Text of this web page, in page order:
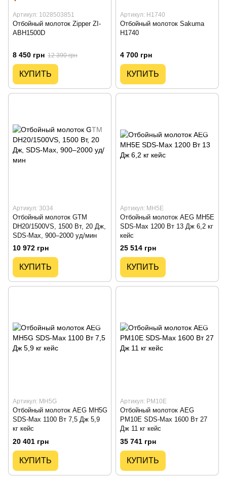
Артикул: 1028503851
Отбойный молоток Zipper ZI-
ABH1500D
8 450 грн 12 390 грн
КУПИТЬ
Артикул: H1740
Отбойный молоток Sakuma
H1740
4 700 грн
КУПИТЬ
Артикул: 3034
Отбойный молоток GTM
DH20/1500VS, 1500 Вт, 20 Дж,
SDS-Max, 900–2000 уд/мин
10 972 грн
КУПИТЬ
Артикул: MH5E
Отбойный молоток AEG MH5E
SDS-Max 1200 Вт 13 Дж 6,2 кг
кейс
25 514 грн
КУПИТЬ
Артикул: MH5G
Отбойный молоток AEG MH5G
SDS-Max 1100 Вт 7,5 Дж 5,9
кг кейс
20 401 грн
КУПИТЬ
Артикул: PM10E
Отбойный молоток AEG
PM10E SDS-Max 1600 Вт 27
Дж 11 кг кейс
35 741 грн
КУПИТЬ